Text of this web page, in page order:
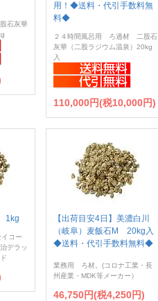
石灰華
用！◆送料・代引手数料無
料◆
２４時間風呂用 ろ過材 二股石
灰華（二股ラジウム温泉）20kg
入
110,000円(税10,000円)
1kg
コー
デラッ
【出荷目安4日】美濃白川
（岐阜）麦飯石M 20kg入
◆送料・代引手数料無料◆
業務用 ろ材。(コロナ工業・長
州産業・MDK等メーカー）
46,750円(税4,250円)